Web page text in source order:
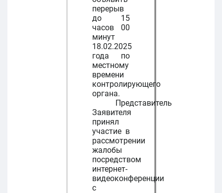
перерыв
до 15
часов 00
минут
18.02.2025
года по
местному
времени
контролирующего
органа.
Представитель
Заявителя
принял
участие в
рассмотрении
жалобы
посредством
интернет-
видеоконференции
с